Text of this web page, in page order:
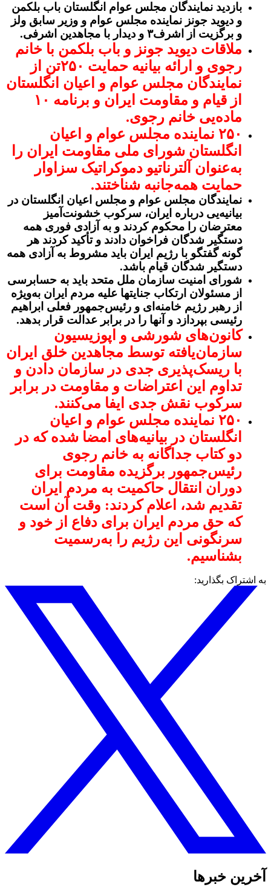
بازدید نمایندگان مجلس عوام انگلستان باب بلکمن
و دیوید جونز نماینده مجلس عوام و وزیر سابق ولز
و برگزیت از اشرف۳ و دیدار با مجاهدین اشرفی.
ملاقات دیوید جونز و باب بلکمن با خانم
رجوی و ارائه بیانیه حمایت ۲۵۰تن از
نمایندگان مجلس عوام و اعیان انگلستان
از قیام و مقاومت ایران و برنامه ۱۰
ماده‌یی خانم رجوی.
۲۵۰ نماینده مجلس عوام و اعیان
انگلستان شورای ملی مقاومت ایران را
به‌عنوان آلترناتیو دموکراتیک سزاوار
حمایت همه‌جانبه شناختند.
نمایندگان مجلس عوام و مجلس اعیان انگلستان در
بیانیه‌یی درباره ایران، سرکوب خشونت‌آمیز
معترضان را محکوم کردند و به آزادی فوری همه
دستگیر شدگان فراخوان دادند و تأکید کردند هر
گونه گفتگو با رژیم ایران باید مشروط به آزادی همه
دستگیر شدگان قیام باشد.
شورای امنیت سازمان ملل متحد باید به حسابرسی
از مسئولان ارتکاب جنایتها علیه مردم ایران به‌ویژه
از رهبر رژیم خامنه‌ای و رئیس‌جمهور فعلی ابراهیم
رئیسی بپردازد و آنها را در برابر عدالت قرار بدهد.
کانون‌های شورشی و اپوزیسیون
سازمان‌یافته توسط مجاهدین خلق ایران
با ریسک‌پذیری جدی در سازمان دادن و
تداوم این اعتراضات و مقاومت در برابر
سرکوب نقش جدی ایفا می‌کنند.
۲۵۰ نماینده مجلس عوام و اعیان
انگلستان در بیانیه‌های امضا شده که در
دو کتاب جداگانه به خانم رجوی
رئیس‌جمهور برگزیده مقاومت برای
دوران انتقال حاکمیت به مردم ایران
تقدیم شد، اعلام کردند: وقت آن است
که حق مردم ایران برای دفاع از خود و
سرنگونی این رژیم را به‌رسمیت
بشناسیم.
به اشتراک بگذارید:
آخرین خبرها